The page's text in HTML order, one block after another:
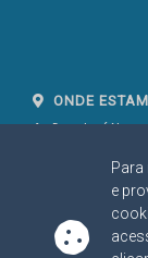
Para
e
ONDE
Av. Des. José
Campo Grande/MS
CEP: 79031-310